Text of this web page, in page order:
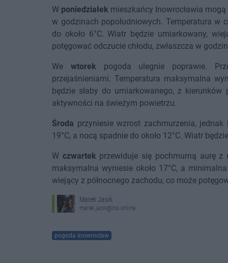
W poniedziałek mieszkańcy Inowrocławia
w godzinach popołudniowych. Temperatura w
do około 6°C. Wiatr będzie umiarkowany,
potęgować odczucie chłodu, zwłaszcza w
We wtorek pogoda ulegnie poprawie.
przejaśnieniami. Temperatura maksymalna
będzie słaby do umiarkowanego, z
aktywności na świeżym powietrzu.
Środa przyniesie wzrost zachmurzenia,
19°C, a nocą spadnie do około 12°C. Wiatr
W czwartek przewiduje się pochmurną aurę z
maksymalna wyniesie około 17°C, a
wiejący z północnego zachodu, co może
Marek Jasik
marek.jasik@ino.online
pogoda inowrocław